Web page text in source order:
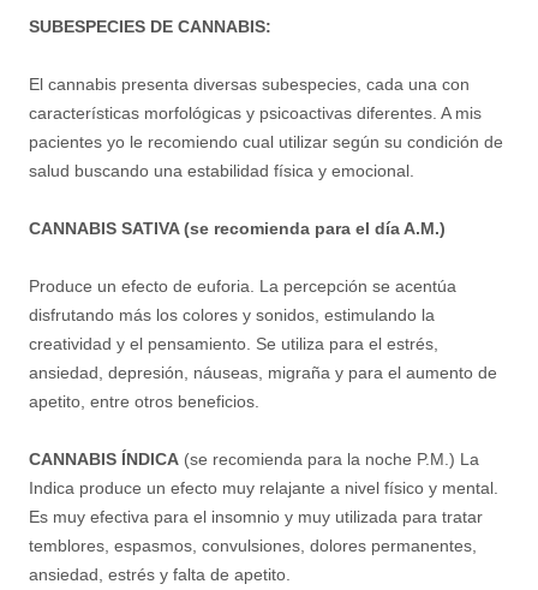
SUBESPECIES DE CANNABIS:
El cannabis presenta diversas subespecies, cada una con
características morfológicas y psicoactivas diferentes. A mis
pacientes yo le recomiendo cual utilizar según su condición de
salud buscando una estabilidad física y emocional.
CANNABIS SATIVA (se recomienda para el día A.M.)
Produce un efecto de euforia. La percepción se acentúa
disfrutando más los colores y sonidos, estimulando la
creatividad y el pensamiento. Se utiliza para el estrés,
ansiedad, depresión, náuseas, migraña y para el aumento de
apetito, entre otros beneficios.
CANNABIS ÍNDICA (se recomienda para la noche P.M.) La
Indica produce un efecto muy relajante a nivel físico y mental.
Es muy efectiva para el insomnio y muy utilizada para tratar
temblores, espasmos, convulsiones, dolores permanentes,
ansiedad, estrés y falta de apetito.